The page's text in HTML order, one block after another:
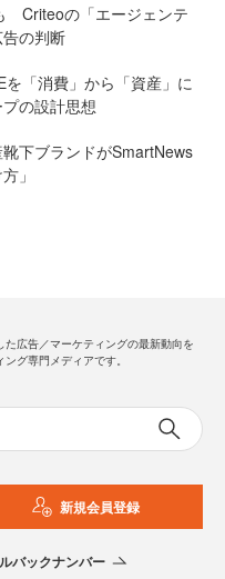
Criteoの「エージェンテ
の判断
「消費」から「資産」に
の設計思想
下ブランドがSmartNews
」
た広告／マーケティングの最新動向を
グ専門メディアです。
新規会員登録
バックナンバー